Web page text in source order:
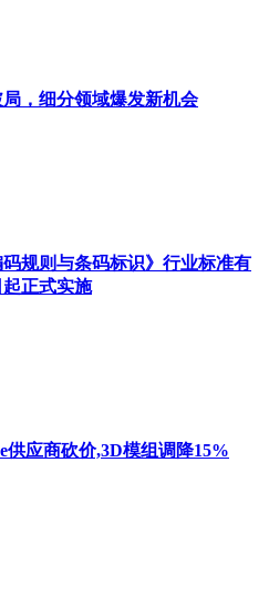
，细分领域爆发新机会
码规则与条码标识》行业标准有
正式实施
供应商砍价,3D模组调降15%